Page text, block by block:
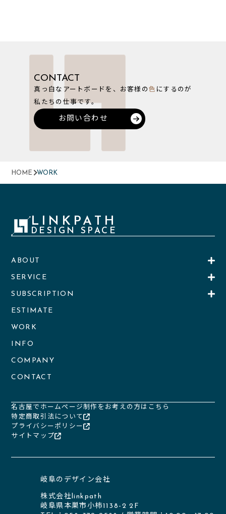
CONTACT
真っ白なアートボードを、お客様の 色 にするのが
私たちの仕事です。
お問い合わせ
HOME WORK
LINKPATH
DESIGN SPACE
ABOUT
SERVICE
SUBSCRIPTION
ESTIMATE
WORK
INFO
COMPANY
CONTACT
名古屋でホームページ制作をお考えの方はこちら
特定商取引法について
プライバシーポリシー
サイトマップ
岐阜のデザイン会社
株式会社linkpath
岐阜県本巣市小柿1138-2 2F